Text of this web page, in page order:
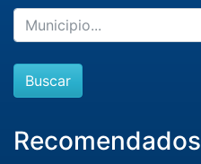
Buscar
Recomendados